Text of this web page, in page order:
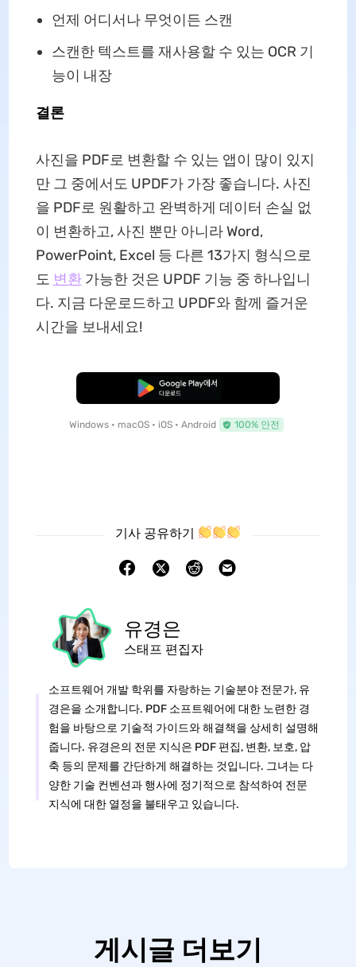
언제 어디서나 무엇이든 스캔
스캔한 텍스트를 재사용할 수 있는 OCR 기
능이 내장
결론
사진을 PDF로 변환할 수 있는 앱이 많이 있지
만 그 중에서도 UPDF가 가장 좋습니다. 사진
을 PDF로 원활하고 완벽하게 데이터 손실 없
이 변환하고, 사진 뿐만 아니라 Word,
PowerPoint, Excel 등 다른 13가지 형식으로
도 변환가능한 것은 UPDF 기능 중 하나입니
다. 지금 다운로드하고 UPDF와 함께 즐거운
시간을 보내세요!
무료로 다운로드
Windows • macOS • iOS • Android 100% 안전
기사 공유하기
유경은
스태프 편집자
소프트웨어 개발 학위를 자랑하는 기술분야 전문가, 유
경은을 소개합니다. PDF 소프트웨어에 대한 노련한 경
험을 바탕으로 기술적 가이드와 해결책을 상세히 설명해
줍니다. 유경은의 전문 지식은 PDF 편집, 변환, 보호, 압
축 등의 문제를 간단하게 해결하는 것입니다. 그녀는 다
양한 기술 컨벤션과 행사에 정기적으로 참석하여 전문
지식에 대한 열정을 불태우고 있습니다.
게시글 더보기